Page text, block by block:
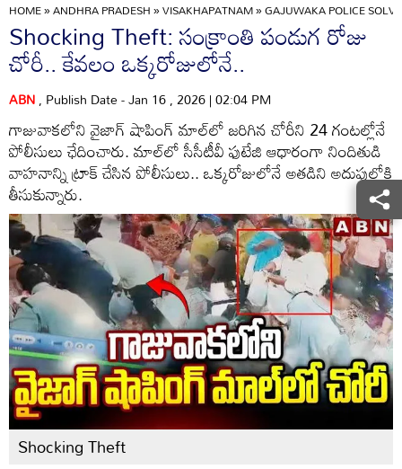
HOME»ANDHRA PRADESH»VISAKHAPATNAM»GAJUWAKA POLICE
Shocking Theft: సంక్రాంతి పండుగ రోజు
చోరీ.. కేవలం ఒక్కరోజులోనే..
ABN, Publish Date - Jan 16 , 2026 | 02:04 PM
గాజువాకలోని వైజాగ్ షాపింగ్‌ మాల్‌లో జరిగిన చోరీని 24 గంటల్లోనే
పోలీసులు ఛేదించారు. మాల్‌లో సీసీటీవీ ఫుటేజి ఆధారంగా నిందితుడి
వాహనాన్ని ట్రాక్ చేసిన పోలీసులు.. ఒక్కరోజులోనే అతడిని అదుపులోకి
తీసుకున్నారు.
Shocking Theft